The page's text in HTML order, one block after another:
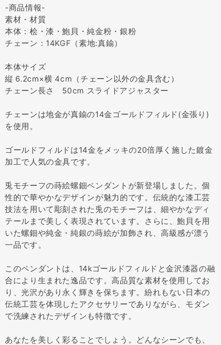
-商品情報-
素材・材質
本体：桧・漆・鮑貝・純金粉・銀粉
チェーン：14KGF（素地:真鍮）
本体サイズ
縦 6.2cm×横 4cm（チェーン以外の金具含む）
チェーン長さ 50cm スライドアジャスター
チェーンは地金が真鍮の14金ゴールドフィルド(金張り)
を使用。
ゴールドフィルドは14金をメッキの20倍厚く施した鍍金
加工で人気の金具です。
兎モチーフの蒔絵螺鈿ペンダントが新登場しました。個
性的で華やかなデザインが魅力的です。伝統的な漆工芸
技法を用いて彫刻された兎のモチーフは、細やかなディ
テールまで美しく表現されています。さらに、鮑貝を用
いた螺鈿や純金・純銀の蒔絵が加飾され、高級感が漂う
一品です。
このペンダントは、14kゴールドフィルドと金沢漆器の融
合により生まれた逸品です。高品質な素材を使用してお
り、光沢があり永く輝きを保ちます。紛れもない日本の
伝統工芸を体現したアクセサリーでありながら、モダン
で洗練されたデザインも特徴です。
あなたを美しく彩ることでしょう。どんなシーンでも、